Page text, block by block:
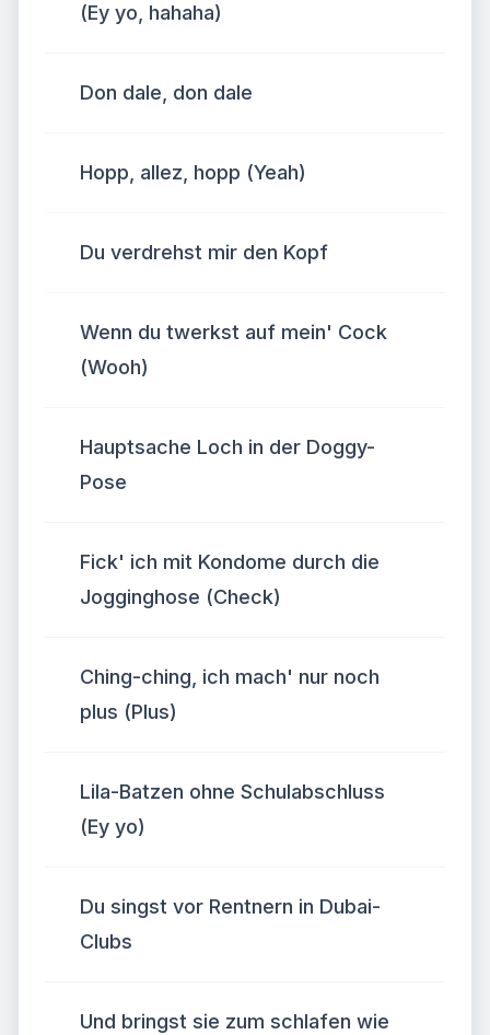
(Ey yo, hahaha)
Don dale, don dale
Hopp, allez, hopp (Yeah)
Du verdrehst mir den Kopf
Wenn du twerkst auf mein' Cock
(Wooh)
Hauptsache Loch in der Doggy-
Pose
Fick' ich mit Kondome durch die
Jogginghose (Check)
Ching-ching, ich mach' nur noch
plus (Plus)
Lila-Batzen ohne Schulabschluss
(Ey yo)
Du singst vor Rentnern in Dubai-
Clubs
Und bringst sie zum schlafen wie